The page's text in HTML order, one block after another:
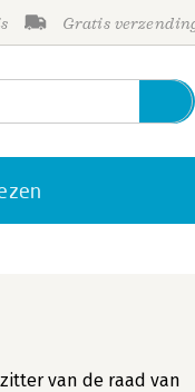
Gratis
van de raad van